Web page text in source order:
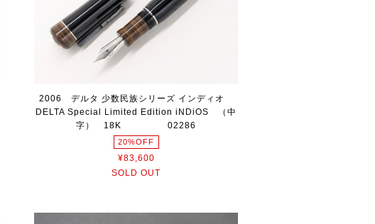
2006 デルタ 少数民族シリーズ インディオ
DELTA Special Limited Edition iNDiOS （中
字） 18K 02286
20%OFF
¥83,600
SOLD OUT